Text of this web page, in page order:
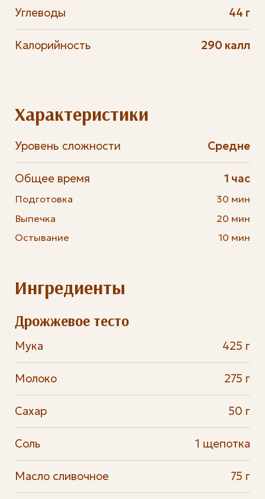
Углеводы 44 г
Калорийность 290 калл
Характеристики
Уровень сложности Средне
Общее время
Подготовка
Выпечка
Остывание
1 час
30 мин
20 мин
10 мин
Ингредиенты
Дрожжевое тесто
Мука 425 г
Молоко 275 г
Сахар 50 г
Соль 1 щепотка
Масло сливочное 75 г